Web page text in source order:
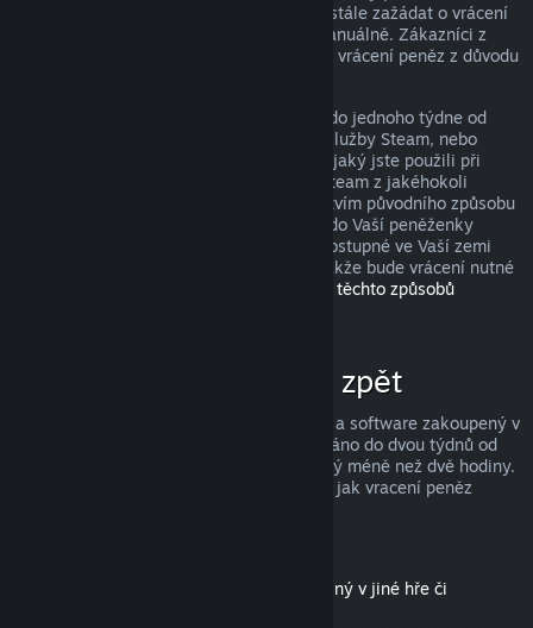
peněz, avšak i když je nesplníte, můžete stále zažádat o vrácení
peněz a my Vaši žádost zkontrolujeme manuálně. Zákazníci z
některých zemí mohou mít navíc práva na vrácení peněz z důvodu
Peníze Vám budou v plné výši navráceny do jednoho týdne od
schválení, a to buďto do Vaší peněženky služby Steam, nebo
prostřednictvím stejného způsobu platby, jaký jste použili při
nákupu produktu. Pokud nebude služba Steam z jakéhokoli
důvodu schopna vrátit peníze prostřednictvím původního způsobu
platby, budou peníze v plné výši vráceny do Vaší peněženky
služby Steam. (Některé způsoby platby dostupné ve Vaší zemi
totiž nemusí podporovat vracení peněz, takže bude vrácení nutné
Kompletní seznam těchto způsobů
Za co lze získat peníze zpět
Služba Steam nabízí vrácení peněz za hry a software zakoupený v
obchodě Steam, pokud je o vrácení zažádáno do dvou týdnů od
zakoupení a uživatel měl produkt spuštěný méně než dvě hodiny.
Níže si můžete přečíst kompletní přehled, jak vracení peněz
(produkt z obchodu služby Steam použitelný v jiné hře či